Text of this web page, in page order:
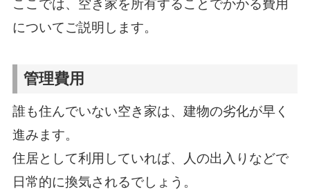
ここでは、空き家を所有することでかかる費用
についてご説明します。
管理費用
誰も住んでいない空き家は、建物の劣化が早く
進みます。
住居として利用していれば、人の出入りなどで
日常的に換気されるでしょう。